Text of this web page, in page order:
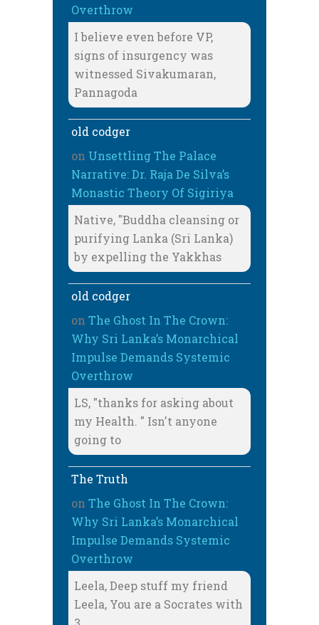
Overthrow
I believe even before VP,
signs of insurgency was
witnessed Sivakumaran,
Pannagoda
old codger
on Unsettling The Palace
Narrative: Dr. Raja De Silva’s
Monastic Theory Of Sigiriya
Native, "Buddha cleansing or
purifying Lanka (Sri Lanka)
by expelling the Yakkhas
old codger
on The Ghost In The Crown:
Why Sri Lanka’s Monarchical
Impulse Demands Systemic
Overthrow
LS, "thanks for asking about
my Health. " Isn't anyone
going to
The Truth
on The Ghost In The Crown:
Why Sri Lanka’s Monarchical
Impulse Demands Systemic
Overthrow
Leela, Deep stuff my friend
Leela, You are a Socrates with